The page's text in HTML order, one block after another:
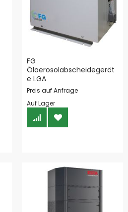
FG
Ölaerosolabscheidegerät
e LGA
Preis auf Anfrage
Auf Lager